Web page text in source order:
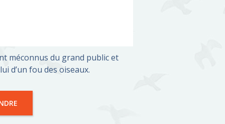
méconnus du grand public et
d’un fou des oiseaux.